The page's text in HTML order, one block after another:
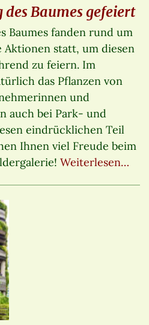
Baumes gefeiert
Baumes fanden rund um
Aktionen statt, um diesen
zu feiern. Im
das Pflanzen von
und
auch bei Park- und
eindrücklichen Teil
Ihnen viel Freude beim
Weiterlesen…